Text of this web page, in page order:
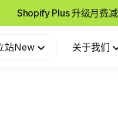
Shopify Plus 升级月费
站New 关于我们